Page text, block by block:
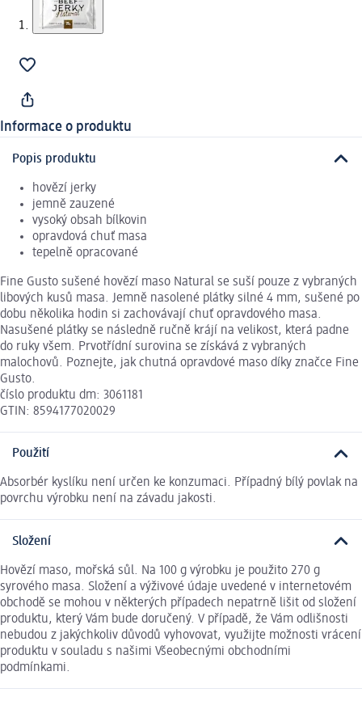
Informace o produktu
Popis produktu
hovězí jerky
jemně zauzené
vysoký obsah bílkovin
opravdová chuť masa
tepelně opracované
Fine Gusto sušené hovězí maso Natural se suší pouze z vybraných
libových kusů masa. Jemně nasolené plátky silné 4 mm, sušené po
dobu několika hodin si zachovávají chuť opravdového masa.
Nasušené plátky se následně ručně krájí na velikost, která padne
do ruky všem. Prvotřídní surovina se získává z vybraných
malochovů. Poznejte, jak chutná opravdové maso díky značce Fine
Gusto.
číslo produktu dm: 3061181
GTIN: 8594177020029
Použití
Absorbér kyslíku není určen ke konzumaci. Případný bílý povlak na
povrchu výrobku není na závadu jakosti.
Složení
Hovězí maso, mořská sůl. Na 100 g výrobku je použito 270 g
syrového masa. Složení a výživové údaje uvedené v internetovém
obchodě se mohou v některých případech nepatrně lišit od složení
produktu, který Vám bude doručený. V případě, že Vám odlišnosti
nebudou z jakýchkoliv důvodů vyhovovat, využijte možnosti vrácení
produktu v souladu s našimi Všeobecnými obchodními
podmínkami.